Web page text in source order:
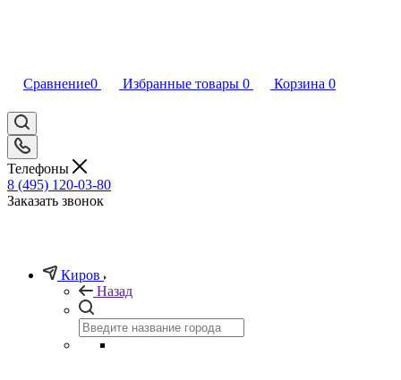
Сравнение0 Избранные товары 0 Корзина 0
Телефоны
8 (495) 120-03-80
Заказать звонок
Киров
Назад